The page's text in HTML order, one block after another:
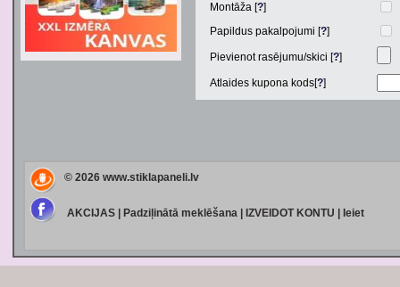
Montāža [?]
Papildus pakalpojumi [?]
Pievienot rasējumu/skici [?]
Atlaides kupona kods[?]
© 2026 www.stiklapaneli.lv
AKCIJAS| Padziļinātā meklēšana| IZVEIDOT KONTU Ieiet